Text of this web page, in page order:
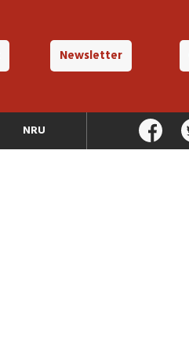
Newsletter
NRU